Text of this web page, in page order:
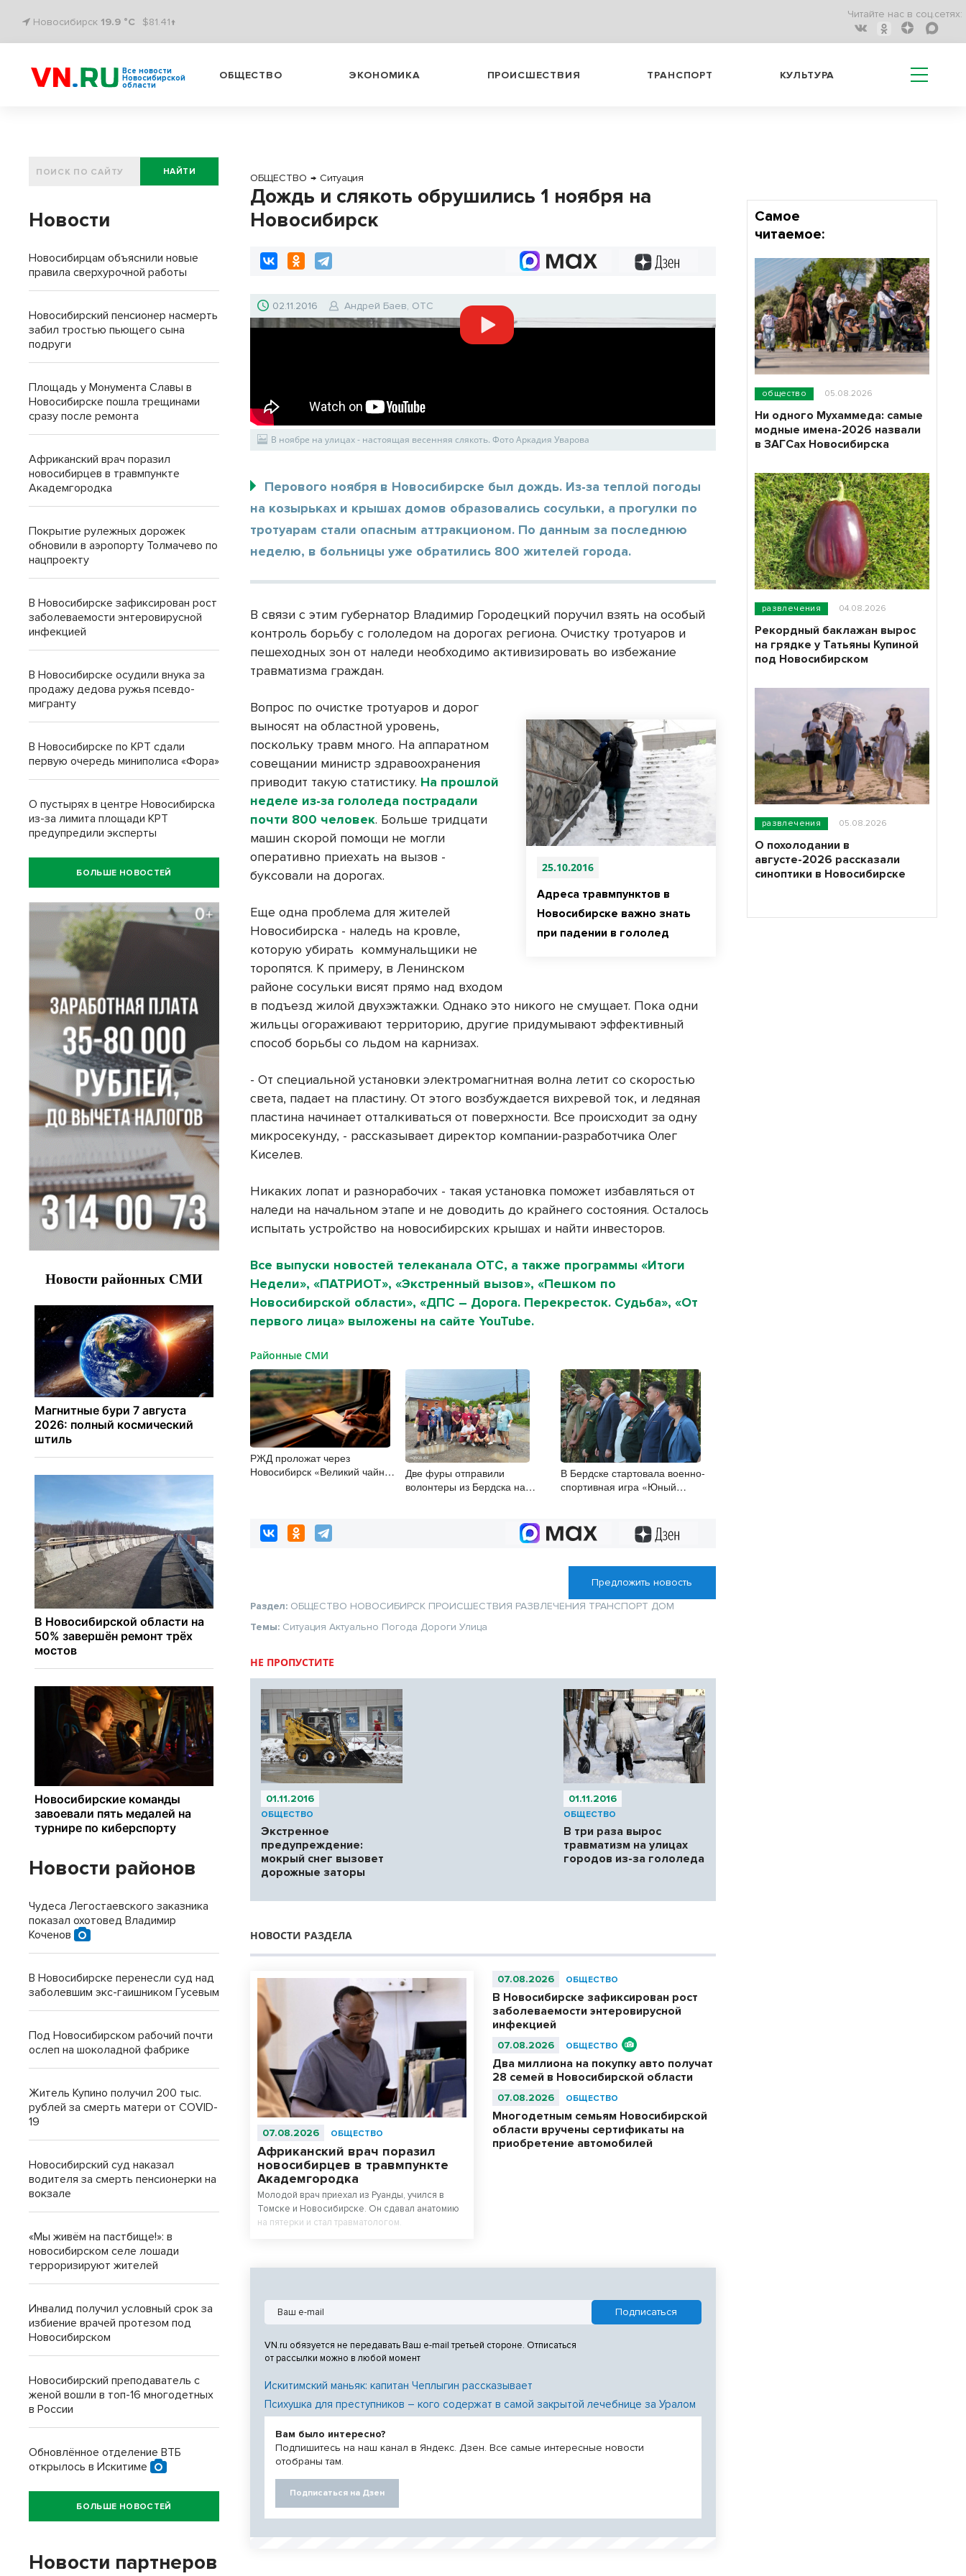
Новосибирск 19.9 °C $81.41↑
Читайте нас в соц.сетях:
Все новости
Новосибирской
области
ОБЩЕСТВО ЭКОНОМИКА ПРОИСШЕСТВИЯ ТРАНСПОРТ КУЛЬТУРА
ОБЩЕСТВО → Ситуация
Дождь и слякоть обрушились 1 ноября на
Новосибирск
02.11.2016 Андрей Баев, ОТС
В ноябре на улицах - настоящая весенняя слякоть. Фото Аркадия Уварова
Перового ноября в Новосибирске был дождь. Из-за теплой погоды
на козырьках и крышах домов образовались сосульки, а прогулки по
тротуарам стали опасным аттракционом. По данным за последнюю
неделю, в больницы уже обратились 800 жителей города.
В связи с этим губернатор Владимир Городецкий поручил взять на особый
контроль борьбу с гололедом на дорогах региона. Очистку тротуаров и
пешеходных зон от наледи необходимо активизировать во избежание
травматизма граждан.
25.10.2016
Адреса травмпунктов в
Новосибирске важно знать
при падении в гололед
Вопрос по очистке тротуаров и дорог
выносят на областной уровень,
поскольку травм много. На аппаратном
совещании министр здравоохранения
приводит такую статистику. На прошлой
неделе из-за гололеда пострадали
почти 800 человек. Больше тридцати
машин скорой помощи не могли
оперативно приехать на вызов -
буксовали на дорогах.
Еще одна проблема для жителей
Новосибирска - наледь на кровле,
которую убирать коммунальщики не
торопятся. К примеру, в Ленинском
районе сосульки висят прямо над входом
в подъезд жилой двухэжтажки. Однако это никого не смущает. Пока одни
жильцы огораживают территорию, другие придумывают эффективный
способ борьбы со льдом на карнизах.
- От специальной установки электромагнитная волна летит со скоростью
света, падает на пластину. От этого возбуждается вихревой ток, и ледяная
пластина начинает отталкиваться от поверхности. Все происходит за одну
микросекунду, - рассказывает директор компании-разработчика Олег
Киселев.
Никаких лопат и разнорабочих - такая установка поможет избавляться от
наледи на начальном этапе и не доводить до крайнего состояния. Осталось
испытать устройство на новосибирских крышах и найти инвесторов.
Все выпуски новостей телеканала ОТС, а также программы «Итоги
Недели», «ПАТРИОТ», «Экстренный вызов», «Пешком по
Новосибирской области», «ДПС – Дорога. Перекресток. Судьба», «От
первого лица» выложены на сайте YouTube.
Районные СМИ
РЖД проложат через
Новосибирск «Великий чайный
Две фуры отправили
волонтеры из Бердска на
В Бердске стартовала военно-
спортивная игра «Юный
Предложить новость
Раздел: ОБЩЕСТВО НОВОСИБИРСК ПРОИСШЕСТВИЯ РАЗВЛЕЧЕНИЯ ТРАНСПОРТ ДОМ
Темы: Ситуация Актуально Погода Дороги Улица
НЕ ПРОПУСТИТЕ
01.11.2016
ОБЩЕСТВО
Экстренное
предупреждение:
мокрый снег вызовет
дорожные заторы
01.11.2016
ОБЩЕСТВО
В три раза вырос
травматизм на улицах
городов из-за гололеда
НОВОСТИ РАЗДЕЛА
07.08.2026 ОБЩЕСТВО
Африканский врач поразил
новосибирцев в травмпункте
Академгородка
Молодой врач приехал из Руанды, учился в
Томске и Новосибирске. Он сдавал анатомию
на пятерки и стал травматологом.
07.08.2026 ОБЩЕСТВО
В Новосибирске зафиксирован рост
заболеваемости энтеровирусной
инфекцией
07.08.2026 ОБЩЕСТВО
Два миллиона на покупку авто получат
28 семей в Новосибирской области
07.08.2026 ОБЩЕСТВО
Многодетным семьям Новосибирской
области вручены сертификаты на
приобретение автомобилей
VN.ru обязуется не передавать Ваш e-mail третьей стороне. Отписаться
от рассылки можно в любой момент
Искитимский маньяк: капитан Чеплыгин рассказывает
Психушка для преступников – кого содержат в самой закрытой лечебнице за Уралом
Вам было интересно?
Подпишитесь на наш канал в Яндекс. Дзен. Все самые интересные новости
отобраны там.
Подписаться на Дзен
НАЙТИ
Новости
Новосибирцам объяснили новые
правила сверхурочной работы
Новосибирский пенсионер насмерть
забил тростью пьющего сына
подруги
Площадь у Монумента Славы в
Новосибирске пошла трещинами
сразу после ремонта
Африканский врач поразил
новосибирцев в травмпункте
Академгородка
Покрытие рулежных дорожек
обновили в аэропорту Толмачево по
нацпроекту
В Новосибирске зафиксирован рост
заболеваемости энтеровирусной
инфекцией
В Новосибирске осудили внука за
продажу дедова ружья псевдо-
мигранту
В Новосибирске по КРТ сдали
первую очередь миниполиса «Фора»
О пустырях в центре Новосибирска
из-за лимита площади КРТ
предупредили эксперты
БОЛЬШЕ НОВОСТЕЙ
Новости районов
Чудеса Легостаевского заказника
показал охотовед Владимир
Коченов
В Новосибирске перенесли суд над
заболевшим экс-гаишником Гусевым
Под Новосибирском рабочий почти
ослеп на шоколадной фабрике
Житель Купино получил 200 тыс.
рублей за смерть матери от COVID-
19
Новосибирский суд наказал
водителя за смерть пенсионерки на
вокзале
«Мы живём на пастбище!»: в
новосибирском селе лошади
терроризируют жителей
Инвалид получил условный срок за
избиение врачей протезом под
Новосибирском
Новосибирский преподаватель с
женой вошли в топ-16 многодетных
в России
Обновлённое отделение ВТБ
открылось в Искитиме
БОЛЬШЕ НОВОСТЕЙ
Новости партнеров
Самое
читаемое:
общество 05.08.2026
Ни одного Мухаммеда: самые
модные имена-2026 назвали
в ЗАГСах Новосибирска
развлечения 04.08.2026
Рекордный баклажан вырос
на грядке у Татьяны Купиной
под Новосибирском
развлечения 05.08.2026
О похолодании в
августе-2026 рассказали
синоптики в Новосибирске